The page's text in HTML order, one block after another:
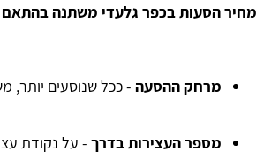
מחיר הסעות בכפר גלעדי משתנה
מרחק ההסעה - ככל שנוסעים יותר,
מספר העצירות בדרך - על נקודת